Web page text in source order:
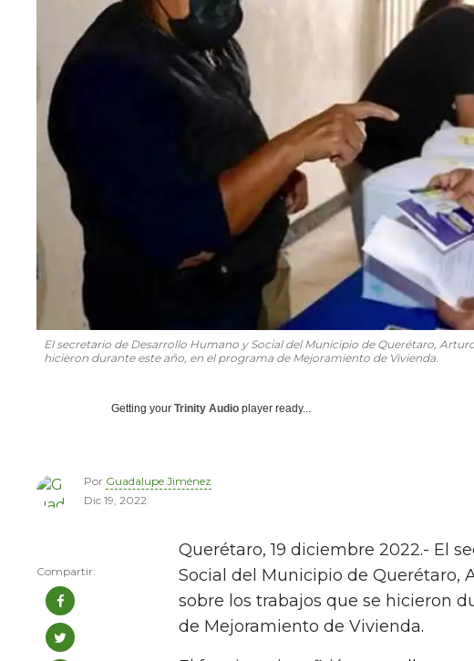
El secretario de Desarrollo Humano y Social del Municipio de Querétaro,
hicieron durante este año, en el programa de Mejoramiento de Vivienda.
Getting your Trinity Audio player ready...
Por Guadalupe Jiménez
Dic 19, 2022
Querétaro, 19 diciembre 2022.- El
Social del Municipio de Querétaro,
sobre los trabajos que se hicieron
de Mejoramiento de Vivienda.